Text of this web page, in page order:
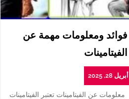
فوائد ومعلومات مهمة عن
الفيتامينات
أبريل 28, 2025
معلومات عن الفيتامينات تعتبر الفيتامينات